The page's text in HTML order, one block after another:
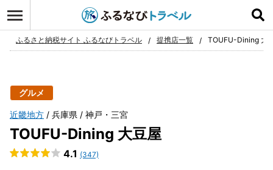
お気に入り
ふるさと納税サイト ふるなびトラベル 提携店一覧 TOUFU-Dining 大
グルメ
近畿地方 兵庫県 神戸・三宮
TOUFU-Dining 大豆屋
4.1 (347)